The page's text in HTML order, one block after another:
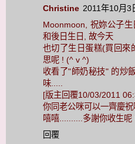
Christine 2011年10月3
Moonmoon, 祝妳公子
和後日生日, 故今天
也切了生日蛋糕(買回來
思呢 ! (^ v ^)
收看了"師奶秘技" 的炒
味.....
[版主回覆10/03/2011
你同老公咪可以一齊慶
嘻嘻..........多謝你收生呢
回覆